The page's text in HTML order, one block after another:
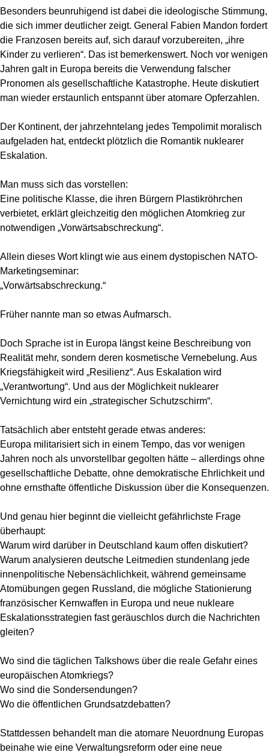
Besonders beunruhigend ist dabei die ideologische Stimmung,
die sich immer deutlicher zeigt. General Fabien Mandon fordert
die Franzosen bereits auf, sich darauf vorzubereiten, „ihre
Kinder zu verlieren“. Das ist bemerkenswert. Noch vor wenigen
Jahren galt in Europa bereits die Verwendung falscher
Pronomen als gesellschaftliche Katastrophe. Heute diskutiert
man wieder erstaunlich entspannt über atomare Opferzahlen.
Der Kontinent, der jahrzehntelang jedes Tempolimit moralisch
aufgeladen hat, entdeckt plötzlich die Romantik nuklearer
Eskalation.
Man muss sich das vorstellen:
Eine politische Klasse, die ihren Bürgern Plastikröhrchen
verbietet, erklärt gleichzeitig den möglichen Atomkrieg zur
notwendigen „Vorwärtsabschreckung“.
Allein dieses Wort klingt wie aus einem dystopischen NATO-
Marketingseminar:
„Vorwärtsabschreckung.“
Früher nannte man so etwas Aufmarsch.
Doch Sprache ist in Europa längst keine Beschreibung von
Realität mehr, sondern deren kosmetische Vernebelung. Aus
Kriegsfähigkeit wird „Resilienz“. Aus Eskalation wird
„Verantwortung“. Und aus der Möglichkeit nuklearer
Vernichtung wird ein „strategischer Schutzschirm“.
Tatsächlich aber entsteht gerade etwas anderes:
Europa militarisiert sich in einem Tempo, das vor wenigen
Jahren noch als unvorstellbar gegolten hätte – allerdings ohne
gesellschaftliche Debatte, ohne demokratische Ehrlichkeit und
ohne ernsthafte öffentliche Diskussion über die Konsequenzen.
Und genau hier beginnt die vielleicht gefährlichste Frage
überhaupt:
Warum wird darüber in Deutschland kaum offen diskutiert?
Warum analysieren deutsche Leitmedien stundenlang jede
innenpolitische Nebensächlichkeit, während gemeinsame
Atomübungen gegen Russland, die mögliche Stationierung
französischer Kernwaffen in Europa und neue nukleare
Eskalationsstrategien fast geräuschlos durch die Nachrichten
gleiten?
Wo sind die täglichen Talkshows über die reale Gefahr eines
europäischen Atomkriegs?
Wo sind die Sondersendungen?
Wo die öffentlichen Grundsatzdebatten?
Stattdessen behandelt man die atomare Neuordnung Europas
beinahe wie eine Verwaltungsreform oder eine neue